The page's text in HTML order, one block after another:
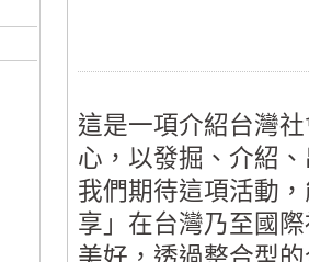
這是一項介紹台灣
心，以發掘、介紹
我們期待這項活動
享」在台灣乃至國